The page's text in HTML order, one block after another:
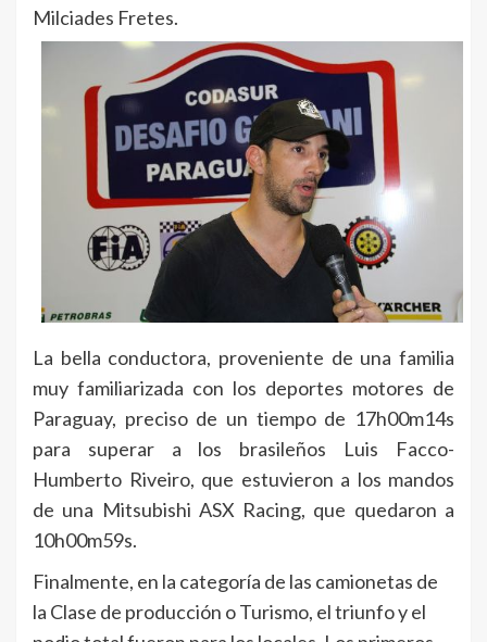
Milciades Fretes.
La bella conductora, proveniente de una familia
muy familiarizada con los deportes motores de
Paraguay, preciso de un tiempo de 17h00m14s
para superar a los brasileños Luis Facco-
Humberto Riveiro, que estuvieron a los mandos
de una Mitsubishi ASX Racing, que quedaron a
10h00m59s.
Finalmente, en la categoría de las camionetas de
la Clase de producción o Turismo, el triunfo y el